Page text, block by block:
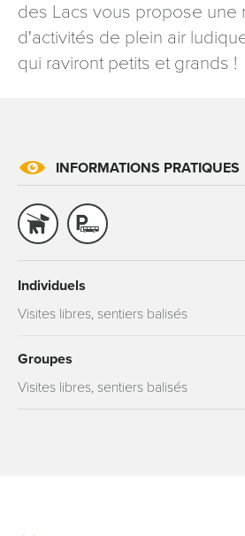
des Lacs vous propose une
d'activités de plein air
qui raviront petits et grands !
INFORMATIONS PRATIQUES
Individuels
Visites libres, sentiers balisés
Groupes
Visites libres, sentiers balisés
reCAPTCHA